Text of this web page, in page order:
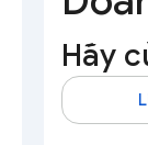
Hãy